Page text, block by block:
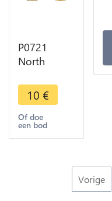
P0721
North
1 Denar
2000 Years
of
Christianity
10 €
Of doe
een bod
Vorige